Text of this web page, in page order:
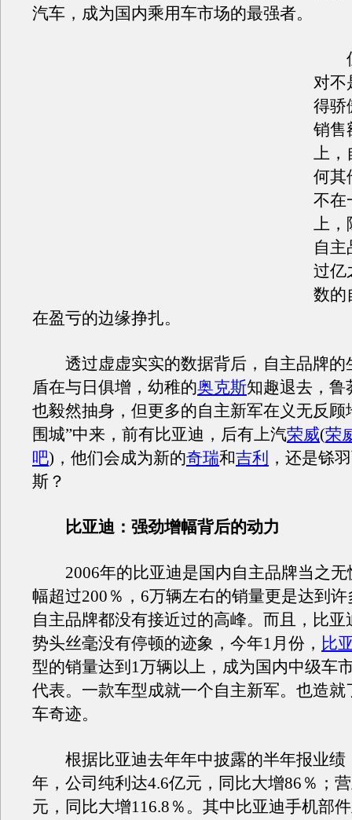
汽车，成为国内乘用车市场的最强者。
但
对不
得骄
销售
上，
何其
不在
上，
自
过亿
数的
在盈亏的边缘挣扎。
透过虚虚实实的数据背后，自主品牌的
盾在与日俱增，幼稚的奥克斯知趣退去，鲁
也毅然抽身，但更多的自主新军在义无反顾
围城”中来，前有比亚迪，后有上汽荣威(荣
吧) ，他们会成为新的奇瑞和吉利 ，还是铩
斯？
比亚迪：强劲增幅背后的动力
2006年的比亚迪是国内自主品牌当之无
幅超过200％，6万辆左右的销量更是达到
自主品牌都没有接近过的高峰。而且，比亚
势头丝毫没有停顿的迹象，今年1月份， 比
型的销量达到1万辆以上，成为国内中级车
代表。一款车型成就一个自主新军。也造就
车奇迹。
根据比亚迪去年年中披露的半年报业绩
年，公司纯利达4.6亿元，同比大增86％；
元，同比大增116.8％。其中比亚迪手机部